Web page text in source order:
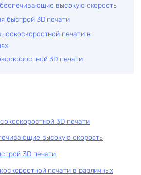
высокую скорость
быстрой 3D печати
печати в
3D печати
3D печати
высокую скорость
3D печати
печати в различных